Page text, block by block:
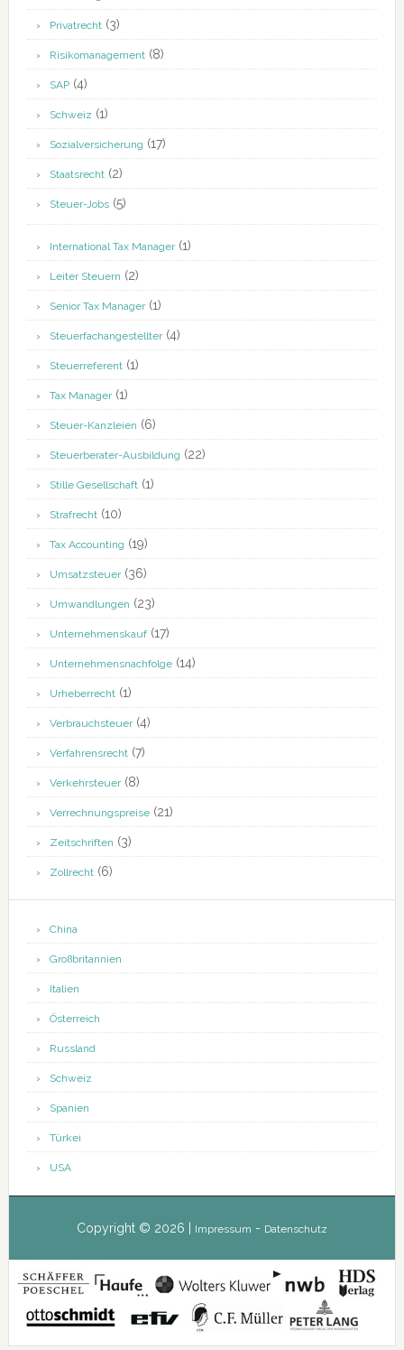
Privatrecht(3)
Risikomanagement(8)
SAP(4)
Schweiz (1)
Sozialversicherung (17)
Staatsrecht(2)
Steuer-Jobs(5)
International Tax Manager(1)
Leiter Steuern (2)
Senior Tax Manager(1)
Steuerfachangestellter(4)
Steuerreferent(1)
Tax Manager(1)
Steuer-Kanzleien (6)
Steuerberater-Ausbildung (22)
Stille Gesellschaft(1)
Strafrecht(10)
Tax Accounting (19)
Umsatzsteuer(36)
Umwandlungen (23)
Unternehmenskauf(17)
Unternehmensnachfolge(14)
Urheberrecht(1)
Verbrauchsteuer(4)
Verfahrensrecht(7)
Verkehrsteuer(8)
Verrechnungspreise(21)
Zeitschriften (3)
Zollrecht(6)
China
Großbritannien
Italien
Österreich
Russland
Schweiz
Spanien
Türkei
USA
Copyright © 2026 | Impressum - Datenschutz